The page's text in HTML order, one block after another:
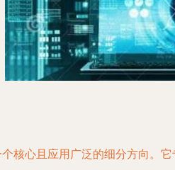
核心且应用广泛的细分方向。